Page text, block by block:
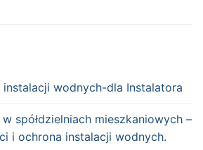
instalacji wodnych-dla Instalatora
spółdzielniach mieszkaniowych –
i ochrona instalacji wodnych.